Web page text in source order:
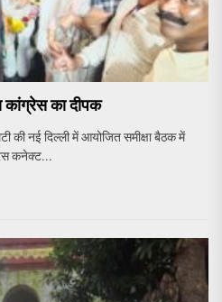
कांग्रेस का दीपक
नई दिल्ली में आयोजित समीक्षा बैठक में
कनेक्ट...